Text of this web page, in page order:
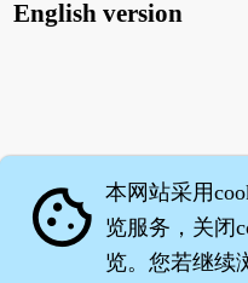
English version
cookie 本网站采用
览服务，关闭
览。您若继续